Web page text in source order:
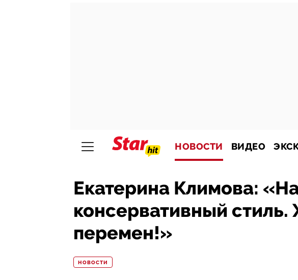
НОВОСТИ ВИДЕО
Екатерина Климова:
консервативный стиль.
перемен!»
НОВОСТИ